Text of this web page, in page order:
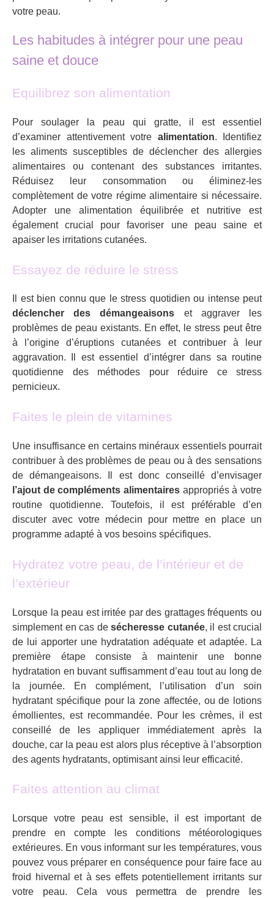
votre peau.
Les habitudes à intégrer pour une peau
saine et douce
Equilibrez son alimentation
Pour soulager la peau qui gratte, il est essentiel
d’examiner attentivement votre alimentation. Identifiez
les aliments susceptibles de déclencher des allergies
alimentaires ou contenant des substances irritantes.
Réduisez leur consommation ou éliminez-les
complètement de votre régime alimentaire si nécessaire.
Adopter une alimentation équilibrée et nutritive est
également crucial pour favoriser une peau saine et
apaiser les irritations cutanées.
Essayez de réduire le stress
Il est bien connu que le stress quotidien ou intense peut
déclencher des démangeaisons et aggraver les
problèmes de peau existants. En effet, le stress peut être
à l’origine d’éruptions cutanées et contribuer à leur
aggravation. Il est essentiel d’intégrer dans sa routine
quotidienne des méthodes pour réduire ce stress
pernicieux.
Faites le plein de vitamines
Une insuffisance en certains minéraux essentiels pourrait
contribuer à des problèmes de peau ou à des sensations
de démangeaisons. Il est donc conseillé d’envisager
l’ajout de compléments alimentaires appropriés à votre
routine quotidienne. Toutefois, il est préférable d’en
discuter avec votre médecin pour mettre en place un
programme adapté à vos besoins spécifiques.
Hydratez votre peau, de l’intérieur et de
l’extérieur
Lorsque la peau est irritée par des grattages fréquents ou
simplement en cas desécheresse cutanée, il est crucial
de lui apporter une hydratation adéquate et adaptée. La
première étape consiste à maintenir une bonne
hydratation en buvant suffisamment d’eau tout au long de
la journée. En complément, l’utilisation d’un soin
hydratant spécifique pour la zone affectée, ou de lotions
émollientes, est recommandée. Pour les crèmes, il est
conseillé de les appliquer immédiatement après la
douche, car la peau est alors plus réceptive à l’absorption
des agents hydratants, optimisant ainsi leur efficacité.
Faites attention au climat
Lorsque votre peau est sensible, il est important de
prendre en compte les conditions météorologiques
extérieures. En vous informant sur les températures, vous
pouvez vous préparer en conséquence pour faire face au
froid hivernal et à ses effets potentiellement irritants sur
votre peau. Cela vous permettra de prendre les